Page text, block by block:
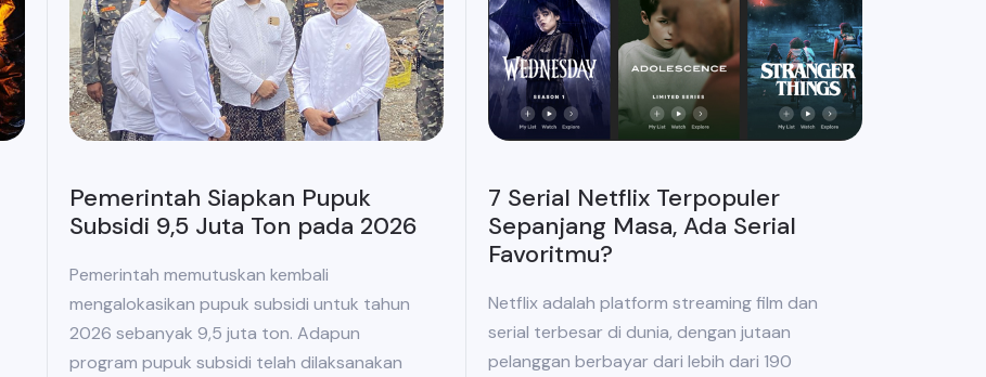
Pemerintah Siapkan Pupuk
Subsidi 9,5 Juta Ton pada 2026
Pemerintah memutuskan kembali
mengalokasikan pupuk subsidi untuk tahun
2026 sebanyak 9,5 juta ton. Adapun
program pupuk subsidi telah dilaksanakan
7 Serial Netflix Terpopuler
Sepanjang Masa, Ada Serial
Favoritmu?
Netflix adalah platform streaming film dan
serial terbesar di dunia, dengan jutaan
pelanggan berbayar dari lebih dari 190